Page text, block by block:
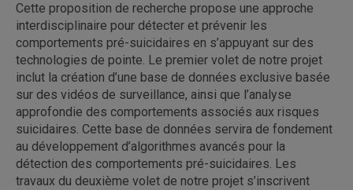
Cette proposition de recherche propose une approche
interdisciplinaire pour détecter et prévenir les
comportements pré-suicidaires en s’appuyant sur des
technologies de pointe. Le premier volet de notre projet
inclut la création d’une base de données exclusive basée
sur des vidéos de surveillance, ainsi que l’analyse
approfondie des comportements associés aux risques
suicidaires. Cette base de données servira de fondement
au développement d’algorithmes avancés pour la
détection des comportements pré-suicidaires. Les
travaux du deuxième volet de notre projet s’inscrivent